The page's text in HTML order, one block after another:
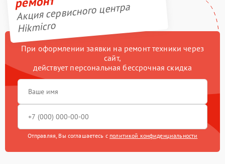
Акция сервисного центра
Hikmicro
При оформлении заявки на ремонт техники через
сайт,
действует персональная бессрочная скидка
Отправляя, Вы соглашаетесь с политикой конфиденциальности